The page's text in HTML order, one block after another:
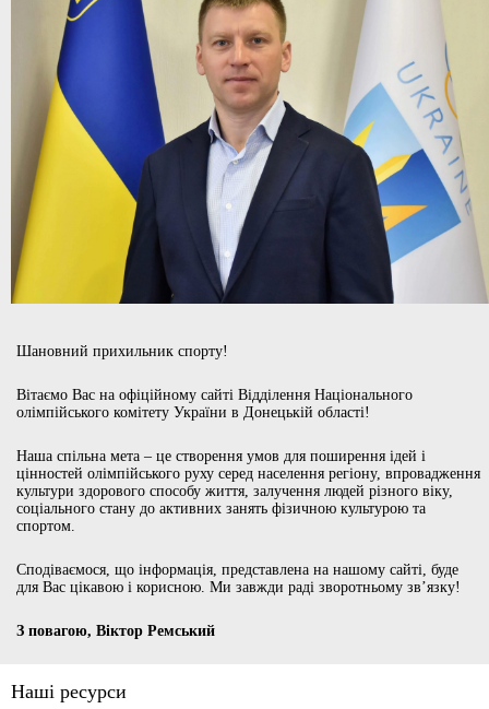
Шановний прихильник спорту!
Вітаємо Вас на офіційному сайті Відділення Національного
олімпійського комітету України в Донецькій області!
Наша спільна мета – це створення умов для поширення ідей і
цінностей олімпійського руху серед населення регіону, впровадження
культури здорового способу життя, залучення людей різного віку,
соціального стану до активних занять фізичною культурою та
спортом.
Сподіваємося, що інформація, представлена на нашому сайті, буде
для Вас цікавою і корисною. Ми завжди раді зворотньому зв’язку!
З повагою, Віктор Ремський
Наші ресурси